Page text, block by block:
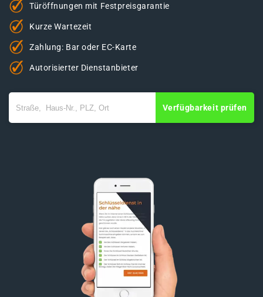
Türöffnungen mit Festpreisgarantie
Kurze Wartezeit
Zahlung: Bar oder EC-Karte
Autorisierter Dienstanbieter
Verfügbarkeit prüfen